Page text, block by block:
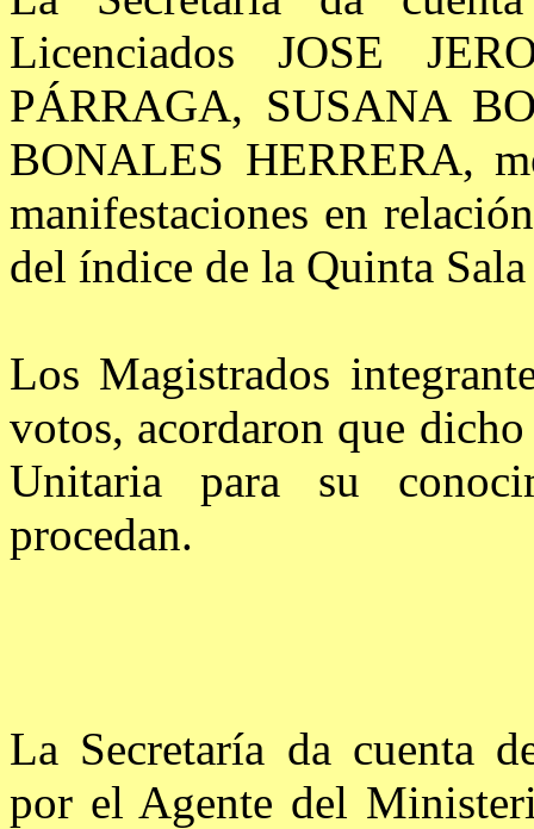
Licenciados JOSE
PÁRRAGA, SUSANA
BONALES HERRERA,
manifestaciones en
del índice de la Quinta
Los Magistrados
votos, acordaron que
Unitaria para su
procedan.
La Secretaría da cuenta
por el Agente del